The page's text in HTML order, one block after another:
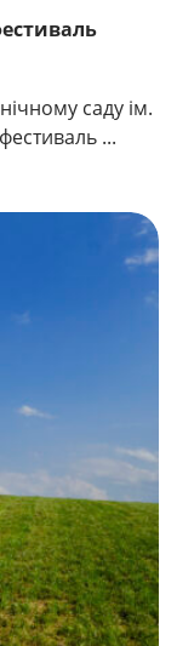
саду ім.
...